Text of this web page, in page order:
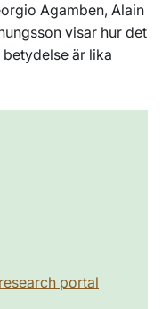
Agamben, Alain
visar hur det
är lika
portal